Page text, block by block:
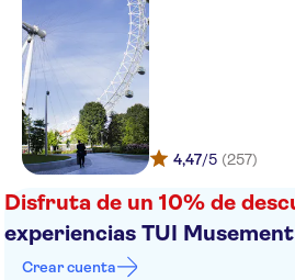
Ty Melyn Hotel
Notting Hill Hotel
The Westbourne Hyde Park
So Paddington Hotel
Somerset Kensington
St. David's Hotels
4,47/5 (257)
Disfruta de un 10% de
experiencias TUI Musement
Crear cuenta